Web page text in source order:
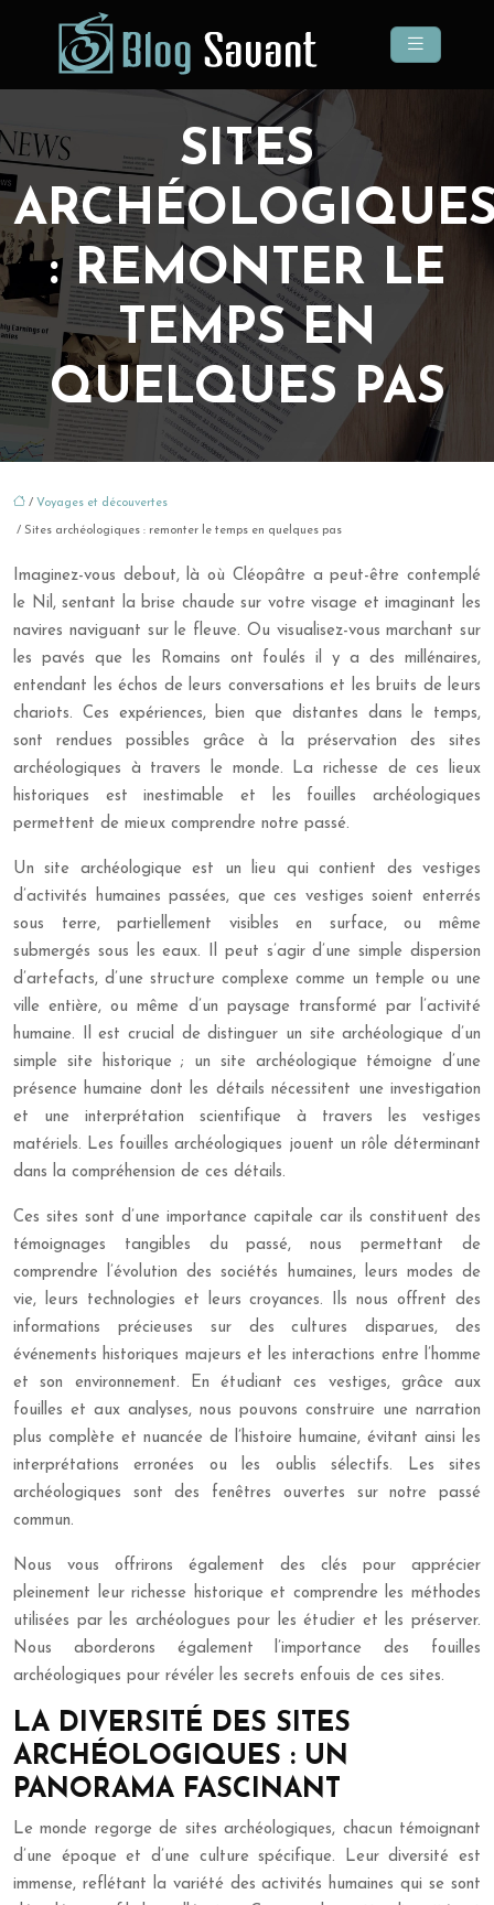
SITES
: REMONTER LE
TEMPS EN
QUELQUES PAS
/ Voyages et découvertes
/ Sites archéologiques : remonter le temps en quelques pas
Imaginez-vous debout, là où Cléopâtre a peut-être contemplé
le Nil, sentant la brise chaude sur votre visage et imaginant les
navires naviguant sur le fleuve. Ou visualisez-vous marchant sur
les pavés que les Romains ont foulés il y a des millénaires,
entendant les échos de leurs conversations et les bruits de leurs
chariots. Ces expériences, bien que distantes dans le temps,
sont rendues possibles grâce à la préservation des sites
archéologiques à travers le monde. La richesse de ces lieux
historiques est inestimable et les fouilles archéologiques
permettent de mieux comprendre notre passé.
Un site archéologique est un lieu qui contient des vestiges
d’activités humaines passées, que ces vestiges soient enterrés
sous terre, partiellement visibles en surface, ou même
submergés sous les eaux. Il peut s’agir d’une simple dispersion
d’artefacts, d’une structure complexe comme un temple ou une
ville entière, ou même d’un paysage transformé par l’activité
humaine. Il est crucial de distinguer un site archéologique d’un
simple site historique ; un site archéologique témoigne d’une
présence humaine dont les détails nécessitent une investigation
et une interprétation scientifique à travers les vestiges
matériels. Les fouilles archéologiques jouent un rôle déterminant
dans la compréhension de ces détails.
Ces sites sont d’une importance capitale car ils constituent des
témoignages tangibles du passé, nous permettant de
comprendre l’évolution des sociétés humaines, leurs modes de
vie, leurs technologies et leurs croyances. Ils nous offrent des
informations précieuses sur des cultures disparues, des
événements historiques majeurs et les interactions entre l’homme
et son environnement. En étudiant ces vestiges, grâce aux
fouilles et aux analyses, nous pouvons construire une narration
plus complète et nuancée de l’histoire humaine, évitant ainsi les
interprétations erronées ou les oublis sélectifs. Les sites
archéologiques sont des fenêtres ouvertes sur notre passé
commun.
Nous vous offrirons également des clés pour apprécier
pleinement leur richesse historique et comprendre les méthodes
utilisées par les archéologues pour les étudier et les préserver.
Nous aborderons également l’importance des fouilles
archéologiques pour révéler les secrets enfouis de ces sites.
LA DIVERSITÉ DES SITES
ARCHÉOLOGIQUES : UN
PANORAMA FASCINANT
Le monde regorge de sites archéologiques, chacun témoignant
d’une époque et d’une culture spécifique. Leur diversité est
immense, reflétant la variété des activités humaines qui se sont